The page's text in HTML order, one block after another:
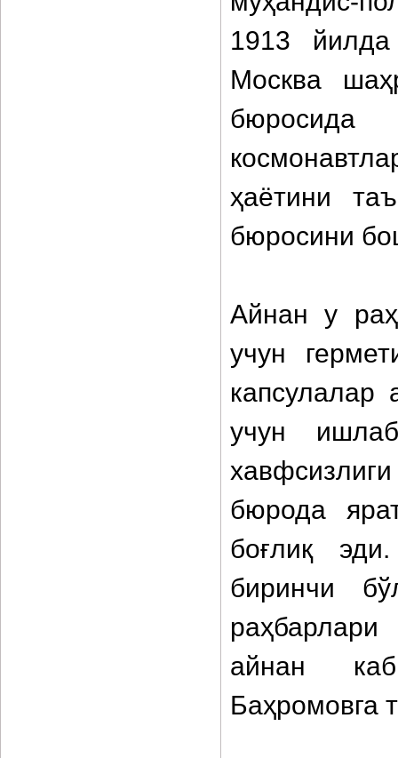
1913
Москва
ҳаётини
бюросини
Айнан у
учун
капсулалар
учун
бюрода
боғлиқ
биринчи
айнан
Баҳромовга